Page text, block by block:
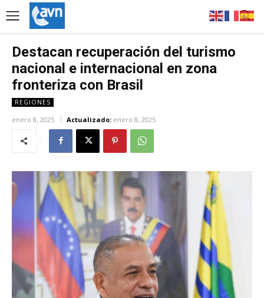
Destacan recuperación del turismo
nacional e internacional en zona
fronteriza con Brasil
REGIONES
enero 8, 2025 Actualizado: enero 8, 2025